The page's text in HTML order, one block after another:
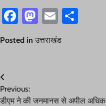
Facebook
Mastodon
Email
Posted in उत्तराखंड
Post
navigation
Previous:
डीएम ने की जनमानस से अपील अधिक